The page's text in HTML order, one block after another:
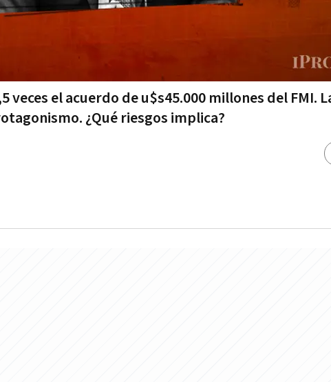
veces el acuerdo de u$s45.000 millones del FMI.
¿Qué riesgos implica?